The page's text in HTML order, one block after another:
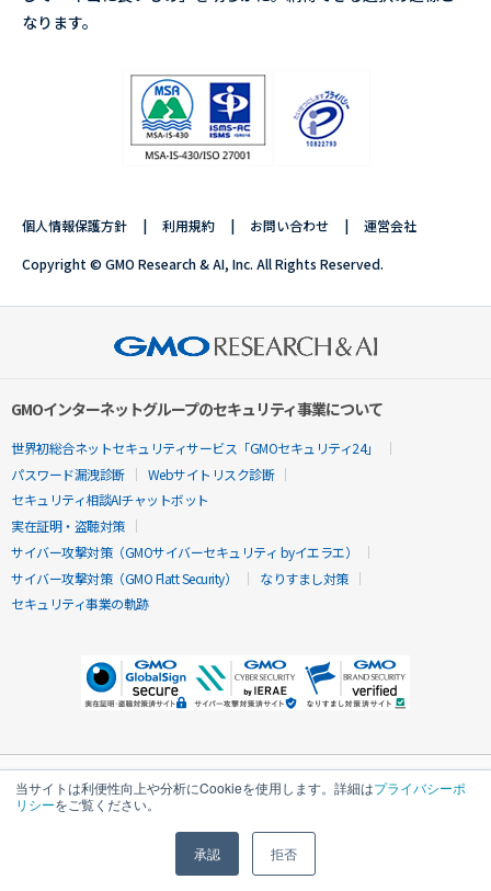
当サイトは利便性向上や分析にCookieを使用します。詳細はプライバシーポ
リシーをご覧ください。
承認 拒否
なります。
個人情報保護方針 利用規約 お問い合わせ 運営会社
Copyright © GMO Research & AI, Inc. All Rights Reserved.
GMOインターネットグループのセキュリティ事業について
世界初総合ネットセキュリティサービス「GMOセキュリティ24」
パスワード漏洩診断
Webサイトリスク診断
セキュリティ相談AIチャットボット
実在証明・盗聴対策
サイバー攻撃対策（GMOサイバーセキュリティ byイエラエ）
サイバー攻撃対策（GMO Flatt Security）
なりすまし対策
セキュリティ事業の軌跡